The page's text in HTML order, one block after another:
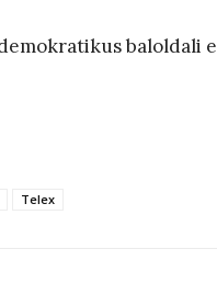
baloldali
Telex